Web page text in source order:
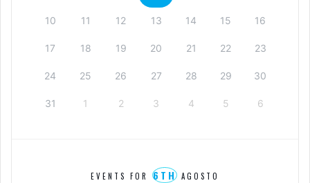
10 11 12 13 14 15 16
17 18 19 20 21 22 23
24 25 26 27 28 29 30
31 1 2 3 4 5 6
EVENTS FOR 6TH AGOSTO